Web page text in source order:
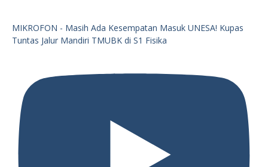
MIKROFON - Masih Ada Kesempatan Masuk UNESA! Kupas
Tuntas Jalur Mandiri TMUBK di S1 Fisika